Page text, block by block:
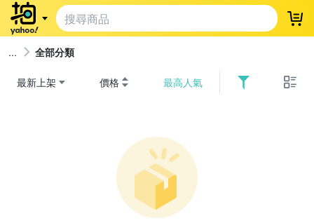
登
全部分類
最新上架 價格 最高人氣